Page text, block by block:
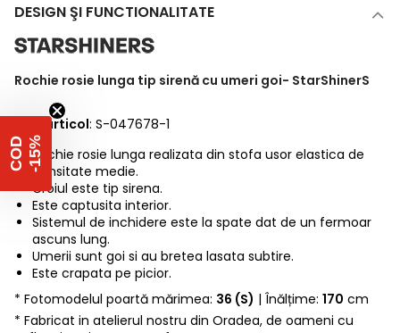
DESIGN ŞI FUNCTIONALITATE
Rochie rosie lunga tip sirenă cu umeri goi- StarShinerS
Cod articol: S-047678-1
Rochie rosie lunga realizata din stofa usor elastica de
densitate medie.
Croiul este tip sirena.
Este captusita interior.
Sistemul de inchidere este la spate dat de un fermoar
ascuns lung.
Umerii sunt goi si au bretea lasata subtire.
Este crapata pe picior.
* Fotomodelul poartă mărimea: 36 (S) | Înălțime: 170 cm
* Fabricat in atelierul nostru din Oradea, de oameni cu
C
O
D
-
1
5 %